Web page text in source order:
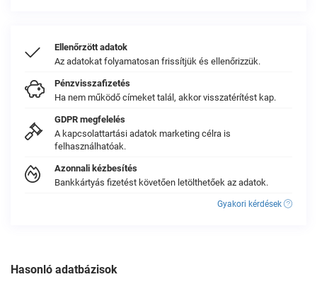
Ellenőrzött adatok
Az adatokat folyamatosan frissítjük és ellenőrizzük.
Pénzvisszafizetés
Ha nem működő címeket talál, akkor visszatérítést kap.
GDPR megfelelés
A kapcsolattartási adatok marketing célra is
felhasználhatóak.
Azonnali kézbesítés
Bankkártyás fizetést követően letölthetőek az adatok.
Gyakori kérdések
Hasonló adatbázisok